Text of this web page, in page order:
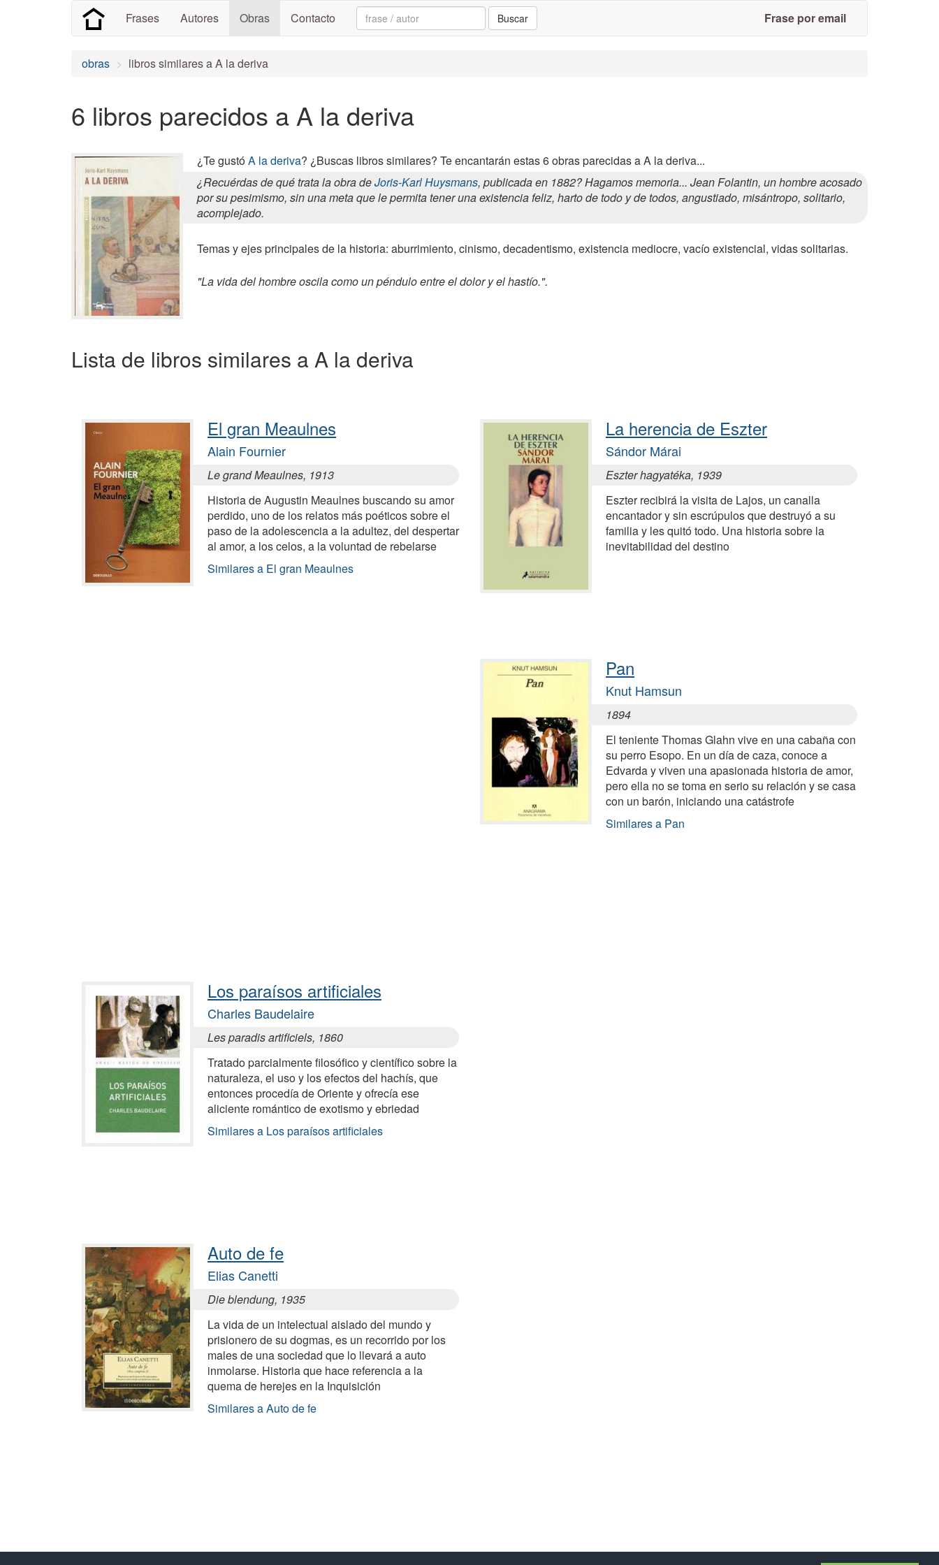
Frases Autores Obras Contacto Search: Buscar Frase por email
obras libros similares a A la deriva
6 libros parecidos a A la deriva
¿Te gustóA la deriva? ¿Buscas libros similares? Te encantarán estas 6 obras parecidas a A la deriva...
¿Recuérdas de qué trata la obra deJoris-Karl Huysmans, publicada en 1882? Hagamos memoria... Jean Folantin, un hombre acosado
por su pesimismo, sin una meta que le permita tener una existencia feliz, harto de todo y de todos, angustiado, misántropo, solitario,
acomplejado.
Temas y ejes principales de la historia: aburrimiento, cinismo, decadentismo, existencia mediocre, vacío existencial, vidas solitarias.
"La vida del hombre oscila como un péndulo entre el dolor y el hastío.".
Lista de libros similares a A la deriva
El gran Meaulnes
Alain Fournier
Le grand Meaulnes, 1913
Historia de Augustin Meaulnes buscando su amor
perdido, uno de los relatos más poéticos sobre el
paso de la adolescencia a la adultez, del despertar
al amor, a los celos, a la voluntad de rebelarse
Similares a El gran Meaulnes
Los paraísos artificiales
Charles Baudelaire
Les paradis artificiels, 1860
Tratado parcialmente filosófico y científico sobre la
naturaleza, el uso y los efectos del hachís, que
entonces procedía de Oriente y ofrecía ese
aliciente romántico de exotismo y ebriedad
Similares a Los paraísos artificiales
Auto de fe
Elias Canetti
Die blendung, 1935
La vida de un intelectual aislado del mundo y
prisionero de su dogmas, es un recorrido por los
males de una sociedad que lo llevará a auto
inmolarse. Historia que hace referencia a la
quema de herejes en la Inquisición
Similares a Auto de fe
La herencia de Eszter
Sándor Márai
Eszter hagyatéka, 1939
Eszter recibirá la visita de Lajos, un canalla
encantador y sin escrúpulos que destruyó a su
familia y les quitó todo. Una historia sobre la
inevitabilidad del destino
Pan
Knut Hamsun
1894
El teniente Thomas Glahn vive en una cabaña con
su perro Esopo. En un día de caza, conoce a
Edvarda y viven una apasionada historia de amor,
pero ella no se toma en serio su relación y se casa
con un barón, iniciando una catástrofe
Similares a Pan